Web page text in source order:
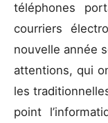
téléphones
courriers
nouvelle année
attentions, qui
les
point